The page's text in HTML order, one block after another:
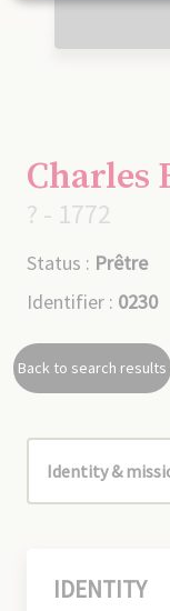
Charles
? - 1772
Status : Prêtre
Identifier : 0230
Back to search results
IDENTITY